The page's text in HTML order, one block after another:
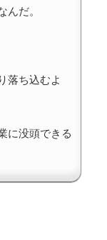
んだ。
落ち込むよ
に没頭できる